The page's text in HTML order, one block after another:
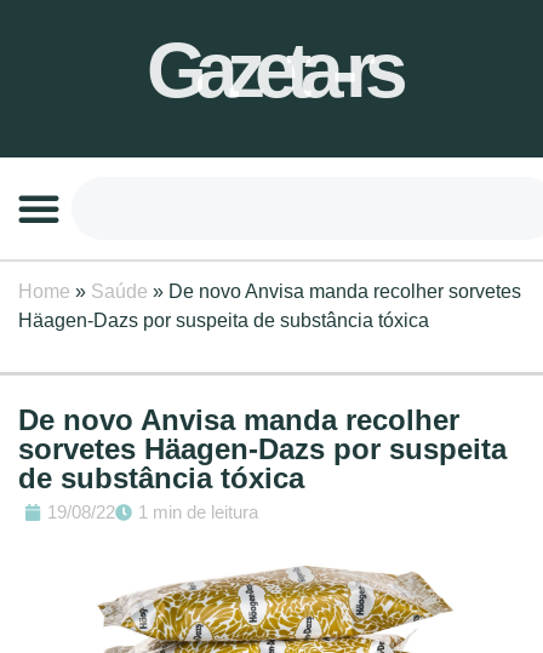
Gazeta-rs
Home » Saúde » De novo Anvisa manda recolher sorvetes
Häagen-Dazs por suspeita de substância tóxica
De novo Anvisa manda recolher
sorvetes Häagen-Dazs por suspeita
de substância tóxica
19/08/22 1 min de leitura